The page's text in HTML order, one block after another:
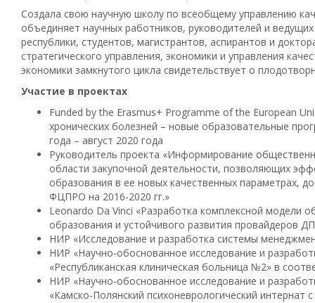
Создала свою научную школу по всеобщему управлению
объединяет научных работников, руководителей и
республики, студентов, магистрантов, аспирантов и
стратегического управления, экономики и управления
экономики замкнутого цикла свидетельствует о
Участие в проектах
Funded by the Erasmus+ Programme of the European
хронических болезней – новые образовательные
года – август 2020 года
Руководитель проекта «Информирование
области закупочной деятельности, позволяющих
образования в ее новых качественных параметрах,
ФЦПРО на 2016-2020 гг.»
Leonardo Da Vinci «Разработка комплексной модели
образования и устойчивого развития провайдеров
НИР «Исследование и разработка системы
НИР «Научно-обоснованное исследование и
«Республиканская клиническая больница №2» в
НИР «Научно-обоснованное исследование и
«Камско-Полянский психоневрологический